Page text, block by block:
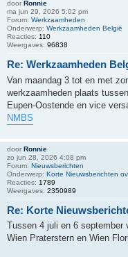
door Ronnie
ma jun 29, 2026 5:02 pm
Forum: Werkzaamheden
Onderwerp: Werkzaamheden België
Reacties: 110
Weergaves: 96838
Re: Werkzaamheden
Van maandag 3 tot en met
werkzaamheden plaats
Eupen-Oostende en vice
NMBS
door Ronnie
zo jun 28, 2026 4:08 pm
Forum: Nieuwsberichten
Onderwerp: Korte Nieuwsberichten
Reacties: 1789
Weergaves: 2350989
Re: Korte
Tussen 4 juli en 6 september
Wien Praterstern en Wien